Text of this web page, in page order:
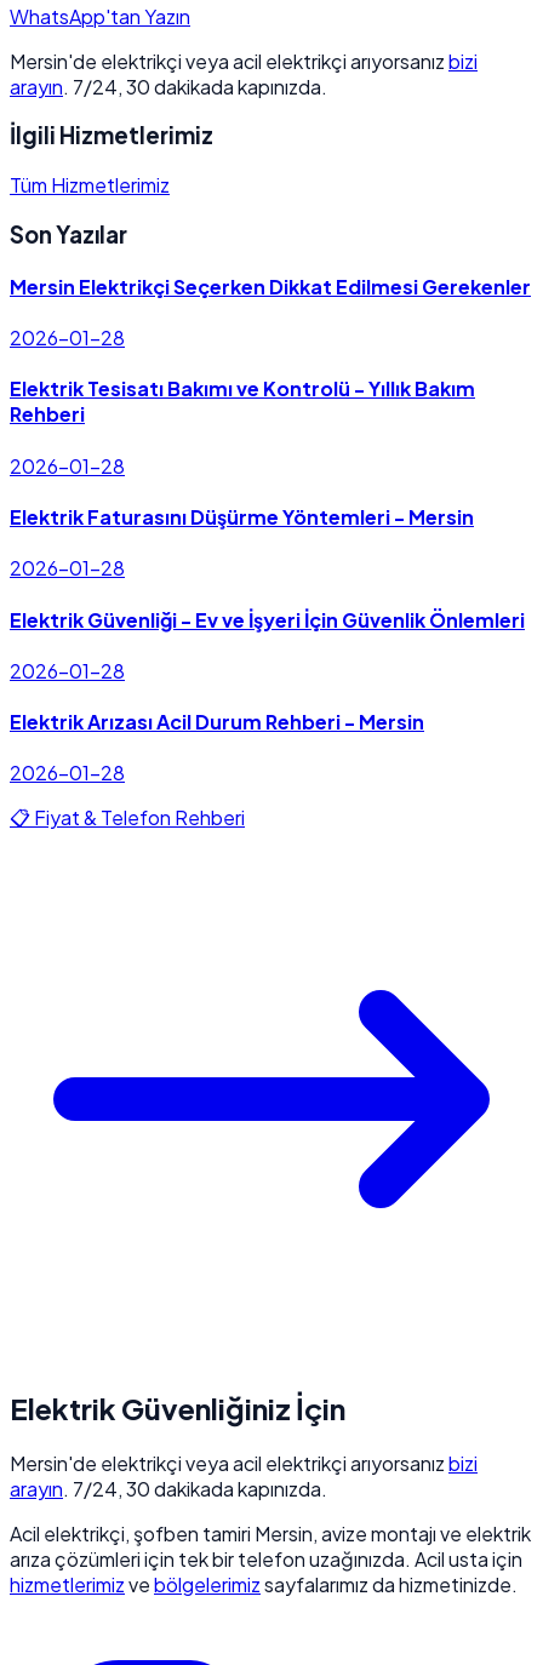
WhatsApp'tan Yazın
Mersin'de elektrikçi veya acil elektrikçi arıyorsanızbizi
arayın. 7/24, 30 dakikada kapınızda.
İlgili Hizmetlerimiz
Tüm Hizmetlerimiz
Son Yazılar
Mersin Elektrikçi Seçerken Dikkat Edilmesi Gerekenler
2026-01-28
Elektrik Tesisatı Bakımı ve Kontrolü - Yıllık Bakım
Rehberi
2026-01-28
Elektrik Faturasını Düşürme Yöntemleri - Mersin
2026-01-28
Elektrik Güvenliği - Ev ve İşyeri İçin Güvenlik Önlemleri
2026-01-28
Elektrik Arızası Acil Durum Rehberi - Mersin
2026-01-28
📋 Fiyat & Telefon Rehberi
Elektrik Güvenliğiniz İçin
Mersin'de elektrikçi veya acil elektrikçi arıyorsanızbizi
arayın. 7/24, 30 dakikada kapınızda.
Acil elektrikçi, şofben tamiri Mersin, avize montajı ve elektrik
arıza çözümleri için tek bir telefon uzağınızda. Acil usta için
hizmetlerimizvebölgelerimizsayfalarımız da hizmetinizde.